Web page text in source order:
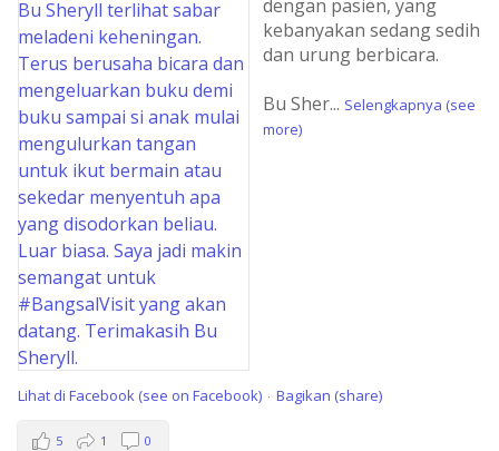
dengan pasien, yang
kebanyakan sedang sedih
dan urung berbicara.
Bu Sher... Selengkapnya (see
more)
Lihat di Facebook (see on Facebook) · Bagikan (share)
5 1 0